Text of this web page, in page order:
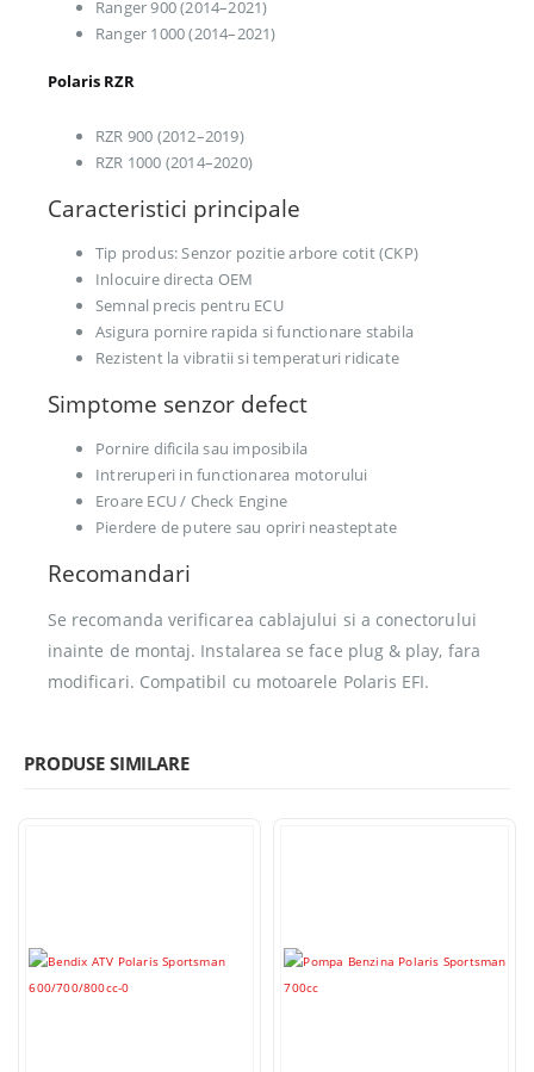
Ranger 900 (2014–2021)
Ranger 1000 (2014–2021)
Polaris RZR
RZR 900 (2012–2019)
RZR 1000 (2014–2020)
Caracteristici principale
Tip produs: Senzor pozitie arbore cotit (CKP)
Inlocuire directa OEM
Semnal precis pentru ECU
Asigura pornire rapida si functionare stabila
Rezistent la vibratii si temperaturi ridicate
Simptome senzor defect
Pornire dificila sau imposibila
Intreruperi in functionarea motorului
Eroare ECU / Check Engine
Pierdere de putere sau opriri neasteptate
Recomandari
Se recomanda verificarea cablajului si a conectorului
inainte de montaj. Instalarea se face plug & play, fara
modificari. Compatibil cu motoarele Polaris EFI.
PRODUSE SIMILARE